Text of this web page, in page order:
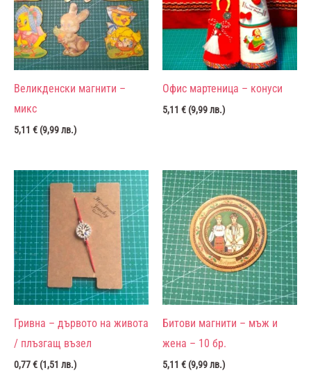
Великденски магнити –
микс
5,11 € (9,99лв.)
Офис мартеница – конуси
5,11 € (9,99лв.)
Гривна – дървото на живота
/ плъзгащ възел
0,77€ (1,51 лв.)
Битови магнити – мъж и
жена – 10 бр.
5,11 € (9,99лв.)